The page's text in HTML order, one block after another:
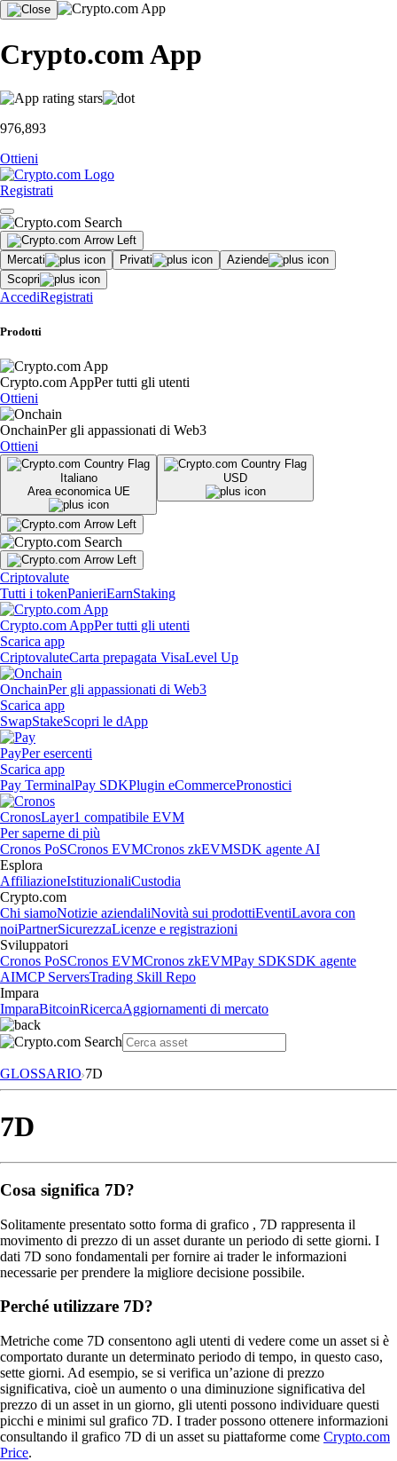
Crypto.com App
976,893
Ottieni
Registrati
Mercati Privati
Aziende
Scopri
AccediRegistrati
Prodotti
Crypto.com AppPer tutti gli utenti
Ottieni
OnchainPer gli appassionati di Web3
Ottieni
Italiano
Area economica UE
USD
Criptovalute
Tutti i tokenPanieriEarnStaking
Crypto.com AppPer tutti gli utenti
Scarica app
CriptovaluteCarta prepagata VisaLevel Up
OnchainPer gli appassionati di Web3
Scarica app
SwapStakeScopri le dApp
PayPer esercenti
Scarica app
Pay TerminalPay SDKPlugin eCommercePronostici
CronosLayer1 compatibile EVM
Per saperne di più
Cronos PoSCronos EVMCronos zkEVMSDK agente AI
Esplora
AffiliazioneIstituzionaliCustodia
Crypto.com
Chi siamoNotizie aziendaliNovità sui prodottiEventiLavora con
noiPartnerSicurezzaLicenze e registrazioni
Sviluppatori
Cronos PoSCronos EVMCronos zkEVMPay SDKSDK agente
AIMCP ServersTrading Skill Repo
Impara
ImparaBitcoinRicercaAggiornamenti di mercato
GLOSSARIO 7D
7D
Cosa significa 7D?
Solitamente presentato sotto forma di grafico , 7D rappresenta il
movimento di prezzo di un asset durante un periodo di sette giorni. I
dati 7D sono fondamentali per fornire ai trader le informazioni
necessarie per prendere la migliore decisione possibile.
Perché utilizzare 7D?
Metriche come 7D consentono agli utenti di vedere come un asset si è
comportato durante un determinato periodo di tempo, in questo caso,
sette giorni. Ad esempio, se si verifica un’azione di prezzo
significativa, cioè un aumento o una diminuzione significativa del
prezzo di un asset in un giorno, gli utenti possono individuare questi
picchi e minimi sul grafico 7D. I trader possono ottenere informazioni
consultando il grafico 7D di un asset su piattaforme come Crypto.com
Price.